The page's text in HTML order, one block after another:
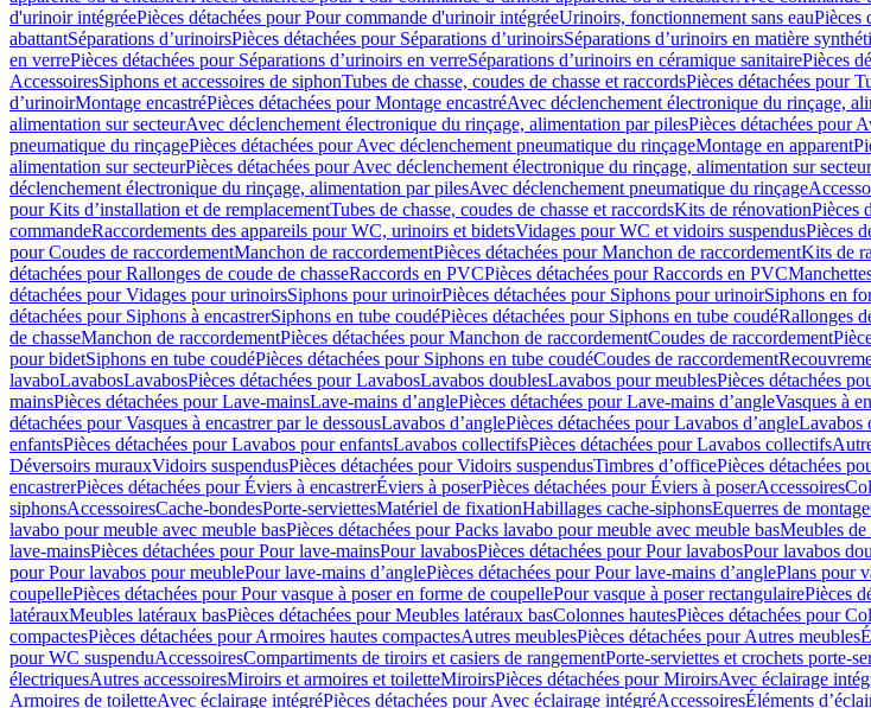
d'urinoir intégréePièces détachées pour Pour commande d'urinoir intégréeUrinoirs, fonctionnement sans eauPièces
abattantSéparations d’urinoirsPièces détachées pour Séparations d’urinoirsSéparations d’urinoirs en matière
en verrePièces détachées pour Séparations d’urinoirs en verreSéparations d’urinoirs en céramique sanitairePièces
AccessoiresSiphons et accessoires de siphonTubes de chasse, coudes de chasse et raccordsPièces détachées pour
dʼurinoirMontage encastréPièces détachées pour Montage encastréAvec déclenchement électronique du rinçage,
alimentation sur secteurAvec déclenchement électronique du rinçage, alimentation par pilesPièces détachées pour
pneumatique du rinçagePièces détachées pour Avec déclenchement pneumatique du rinçageMontage en apparent
alimentation sur secteurPièces détachées pour Avec déclenchement électronique du rinçage, alimentation sur secteur
déclenchement électronique du rinçage, alimentation par pilesAvec déclenchement pneumatique du rinçage
pour Kits d’installation et de remplacementTubes de chasse, coudes de chasse et raccordsKits de rénovationPièces
commandeRaccordements des appareils pour WC, urinoirs et bidetsVidages pour WC et vidoirs suspendusPièces
pour Coudes de raccordementManchon de raccordementPièces détachées pour Manchon de raccordementKits de
détachées pour Rallonges de coude de chasseRaccords en PVCPièces détachées pour Raccords en PVC
détachées pour Vidages pour urinoirsSiphons pour urinoirPièces détachées pour Siphons pour urinoirSiphons en
détachées pour Siphons à encastrerSiphons en tube coudéPièces détachées pour Siphons en tube coudéRallonges
de chasseManchon de raccordementPièces détachées pour Manchon de raccordementCoudes de raccordement
pour bidetSiphons en tube coudéPièces détachées pour Siphons en tube coudéCoudes de raccordement
lavaboLavabosLavabosPièces détachées pour LavabosLavabos doublesLavabos pour meublesPièces détachées
mainsPièces détachées pour Lave-mainsLave-mains d’anglePièces détachées pour Lave-mains d’angleVasques à
détachées pour Vasques à encastrer par le dessousLavabos d’anglePièces détachées pour Lavabos d’angleLavabos
enfantsPièces détachées pour Lavabos pour enfantsLavabos collectifsPièces détachées pour Lavabos collectifs
Déversoirs murauxVidoirs suspendusPièces détachées pour Vidoirs suspendusTimbres dʼofficePièces détachées
encastrerPièces détachées pour Éviers à encastrerÉviers à poserPièces détachées pour Éviers à poserAccessoires
siphonsAccessoiresCache-bondesPorte-serviettesMatériel de fixationHabillages cache-siphonsEquerres de montage
lavabo pour meuble avec meuble basPièces détachées pour Packs lavabo pour meuble avec meuble basMeubles de
lave-mainsPièces détachées pour Pour lave-mainsPour lavabosPièces détachées pour Pour lavabosPour lavabos
pour Pour lavabos pour meublePour lave-mains d’anglePièces détachées pour Pour lave-mains d’anglePlans pour
coupellePièces détachées pour Pour vasque à poser en forme de coupellePour vasque à poser rectangulairePièces
latérauxMeubles latéraux basPièces détachées pour Meubles latéraux basColonnes hautesPièces détachées pour
compactesPièces détachées pour Armoires hautes compactesAutres meublesPièces détachées pour Autres meubles
pour WC suspenduAccessoiresCompartiments de tiroirs et casiers de rangementPorte-serviettes et crochets porte-
électriquesAutres accessoiresMiroirs et armoires et toiletteMiroirsPièces détachées pour MiroirsAvec éclairage
Armoires de toiletteAvec éclairage intégréPièces détachées pour Avec éclairage intégréAccessoiresÉléments